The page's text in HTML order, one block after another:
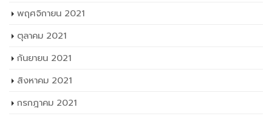
ตุลาคม 2021
กันยายน 2021
สิงหาคม 2021
กรกฎาคม 2021
มิถุนายน 2021